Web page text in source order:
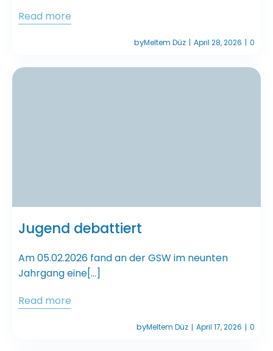
Read more
byMeltem Düz | April 28, 2026 | 0
Jugend debattiert
Am 05.02.2026 fand an der GSW im neunten
Jahrgang eine[…]
Read more
byMeltem Düz | April 17, 2026 | 0